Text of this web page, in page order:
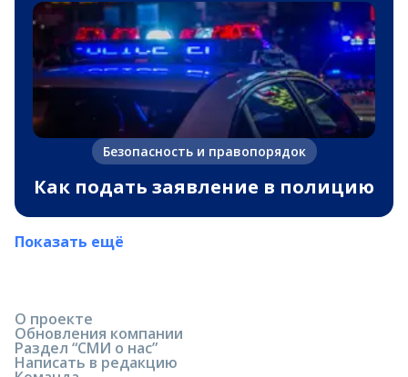
Безопасность и правопорядок
Как подать заявление в полицию
Показать ещё
О проекте
Обновления компании
Раздел “СМИ о нас”
Написать в редакцию